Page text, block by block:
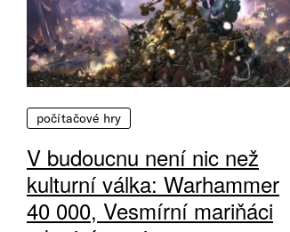
počítačové hry
V budoucnu není nic než
kulturní válka: Warhammer
40 000, Vesmírní mariňáci